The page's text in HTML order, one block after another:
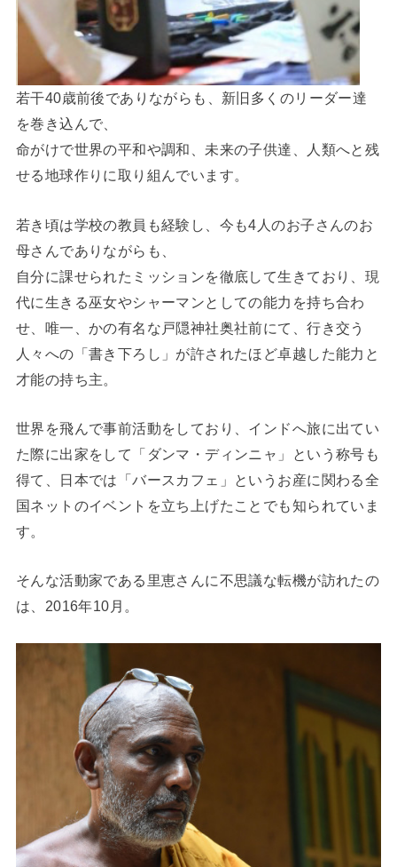
若干40歳前後でありながらも、新旧多くのリーダー達
を巻き込んで、
命がけで世界の平和や調和、未来の子供達、人類へと残
せる地球作りに取り組んでいます。
若き頃は学校の教員も経験し、今も4人のお子さんのお
母さんでありながらも、
自分に課せられたミッションを徹底して生きており、現
代に生きる巫女やシャーマンとしての能力を持ち合わ
せ、唯一、かの有名な戸隠神社奥社前にて、行き交う
人々への「書き下ろし」が許されたほど卓越した能力と
才能の持ち主。
世界を飛んで事前活動をしており、インドへ旅に出てい
た際に出家をして「ダンマ・ディンニャ」という称号も
得て、日本では「バースカフェ」というお産に関わる全
国ネットのイベントを立ち上げたことでも知られていま
す。
そんな活動家である里恵さんに不思議な転機が訪れたの
は、2016年10月。